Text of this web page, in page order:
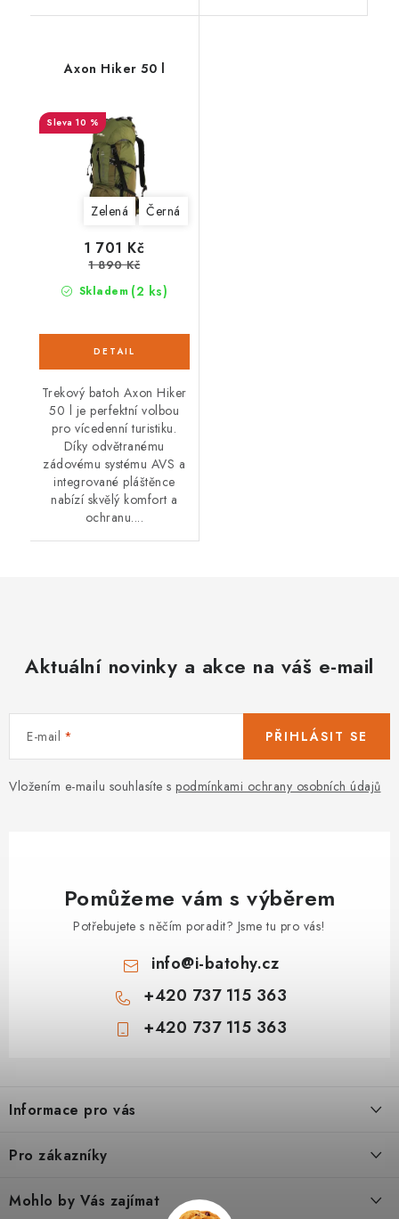
Axon Hiker 50 l
10 %
Zelená Černá
Skladem (2 ks)
1 701 Kč
1 890 Kč
Trekový batoh Axon Hiker
50 l je perfektní volbou
pro vícedenní turistiku.
Díky odvětranému
zádovému systému AVS a
integrované pláštěnce
nabízí skvělý komfort a
ochranu....
Aktuální novinky a akce na váš e-mail
E-mail
Vložením e-mailu souhlasíte s podmínkami ochrany osobních údajů
PŘIHLÁSIT SE
Pomůžeme vám s výběrem
Potřebujete s něčím poradit? Jsme tu pro vás!
info@i-batohy.cz
+420 737 115 363
+420 737 115 363
p
a
Informace pro vás
Doprava a platba
Pro zákazníky
Podmínky ochrany osobní údaje
Mohlo by Vás zajímat